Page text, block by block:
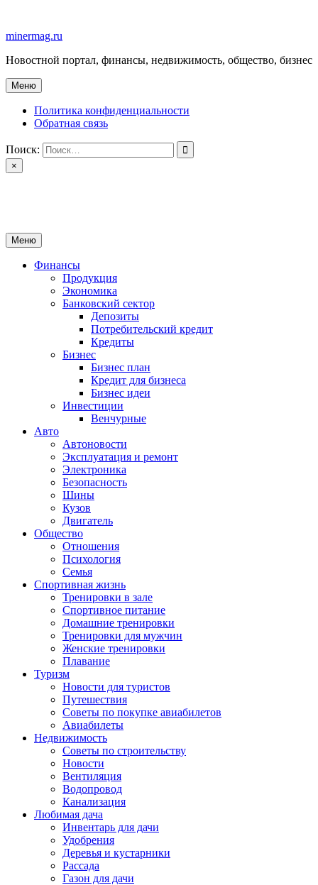
содержимому
minermag.ru
Новостной портал, финансы, недвижимость, общество, бизнес
Меню
Политика конфиденциальности
Обратная связь
Поиск:
×
Меню
Финансы
Продукция
Экономика
Банковский сектор
Депозиты
Потребительский кредит
Кредиты
Бизнес
Бизнес план
Кредит для бизнеса
Бизнес идеи
Инвестиции
Венчурные
Авто
Автоновости
Эксплуатация и ремонт
Электроника
Безопасность
Шины
Кузов
Двигатель
Общество
Отношения
Психология
Семья
Спортивная жизнь
Тренировки в зале
Спортивное питание
Домашние тренировки
Тренировки для мужчин
Женские тренировки
Плавание
Туризм
Новости для туристов
Путешествия
Советы по покупке авиабилетов
Авиабилеты
Недвижимость
Советы по строительству
Новости
Вентиляция
Водопровод
Канализация
Любимая дача
Инвентарь для дачи
Удобрения
Деревья и кустарники
Рассада
Газон для дачи